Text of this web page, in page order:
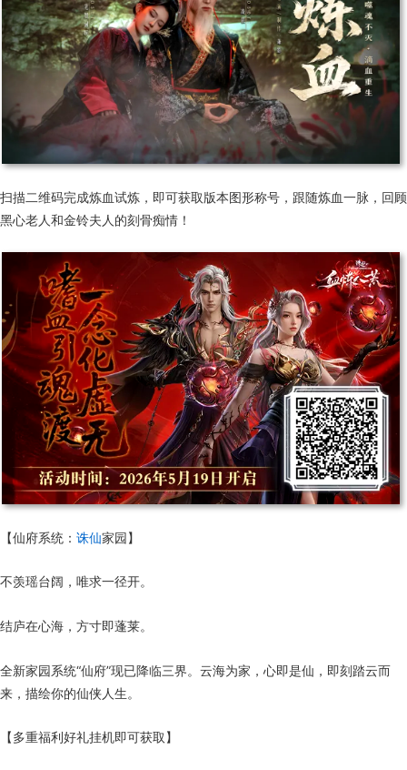
扫描二维码完成炼血试炼，即可获取版本图形称号，跟随炼血一脉，回顾
黑心老人和金铃夫人的刻骨痴情！
【仙府系统： 诛仙家园】
不羡瑶台阔，唯求一径开。
结庐在心海，方寸即蓬莱。
全新家园系统“仙府”现已降临三界。云海为家，心即是仙，即刻踏云而
来，描绘你的仙侠人生。
【多重福利好礼挂机即可获取】